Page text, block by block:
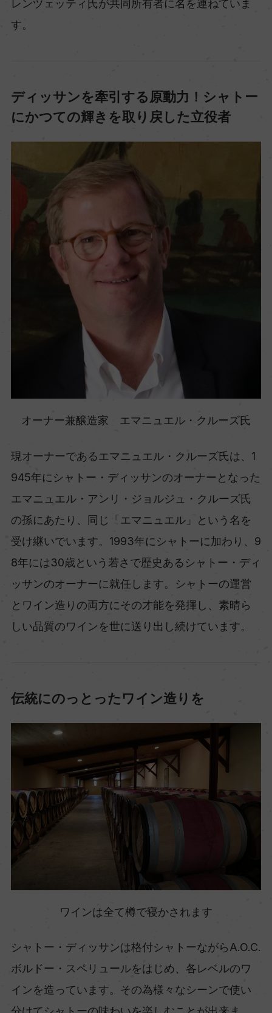
レンヅェッティ氏が共同所有者に名を連ねていま
す。
ディッサンを牽引する原動力！シャトー
にかつての輝きを取り戻した立役者
オーナー兼醸造家 エマニュエル・クルーズ氏
現オーナーであるエマニュエル・クルーズ氏は、1
945年にシャトー・ディッサンのオーナーとなった
エマニュエル・アンリ・ジョルジュ・クルーズ氏
の孫にあたり、同じ「エマニュエル」という名を
受け継いでいます。1993年にシャトーに加わり、9
8年には30歳という若さで歴史あるシャトー・ディ
ッサンのオーナーに就任します。シャトーの運営
とワイン造りの両方にその才能を発揮し、素晴ら
しい品質のワインを世に送り出し続けています。
伝統にのっとったワイン造りを
ワインは全て樽で寝かされます
シャトー・ディッサンは格付シャトーながらA.O.C.
ボルドー・スペリュールをはじめ、各レベルのワ
インを造っています。その為様々なシーンで使い